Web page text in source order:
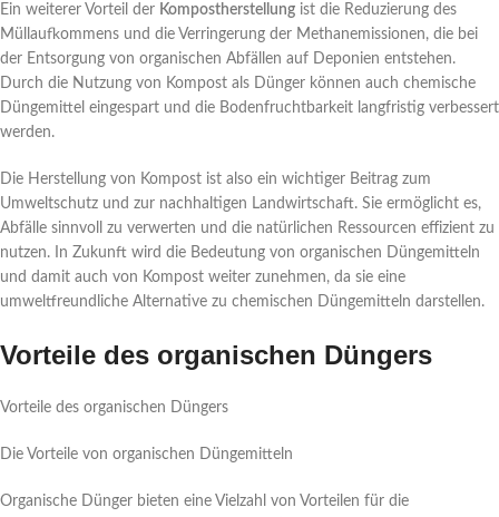
Ein weiterer Vorteil der Kompostherstellung ist die Reduzierung des
Müllaufkommens und die Verringerung der Methanemissionen, die bei
der Entsorgung von organischen Abfällen auf Deponien entstehen.
Durch die Nutzung von Kompost als Dünger können auch chemische
Düngemittel eingespart und die Bodenfruchtbarkeit langfristig verbessert
werden.
Die Herstellung von Kompost ist also ein wichtiger Beitrag zum
Umweltschutz und zur nachhaltigen Landwirtschaft. Sie ermöglicht es,
Abfälle sinnvoll zu verwerten und die natürlichen Ressourcen effizient zu
nutzen. In Zukunft wird die Bedeutung von organischen Düngemitteln
und damit auch von Kompost weiter zunehmen, da sie eine
umweltfreundliche Alternative zu chemischen Düngemitteln darstellen.
Vorteile des organischen Düngers
Vorteile des organischen Düngers
Die Vorteile von organischen Düngemitteln
Organische Dünger bieten eine Vielzahl von Vorteilen für die